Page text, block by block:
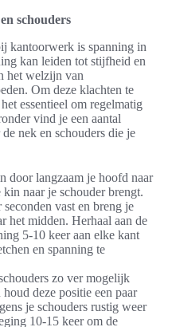
schouders
kantoorwerk is spanning in
kan leiden tot stijfheid en
het welzijn van
Om deze klachten te
essentieel om regelmatig
vind je een aantal
nek en schouders die je
door langzaam je hoofd naar
naar je schouder brengt.
vast en breng je
het midden. Herhaal aan de
5-10 keer aan elke kant
en spanning te
zo ver mogelijk
deze positie een paar
je schouders rustig weer
10-15 keer om de